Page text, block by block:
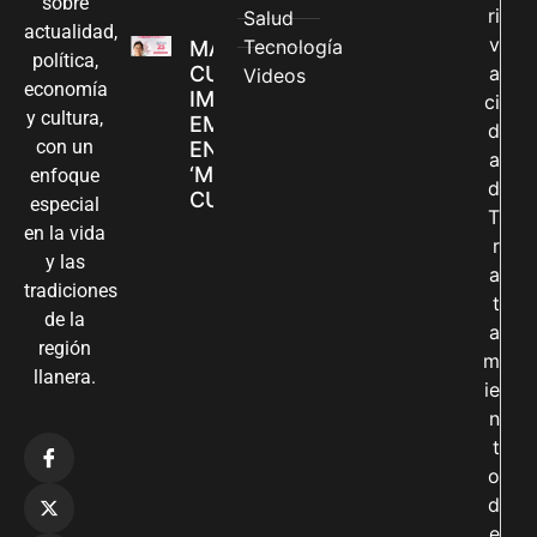
actualidad,
política,
economía
y cultura,
con un
enfoque
especial
en la vida
y las
tradiciones
de la
región
llanera.
MADRES
CUIDADORAS
IMPULSAN SUS
EMPRENDIMIENTOS
EN LA FERIA
‘MANOS QUE
CUIDAN Y CREAN’
Salud
Tecnología
Videos
ri
v
a
ci
d
a
d
T
r
a
t
a
m
ie
n
t
o
d